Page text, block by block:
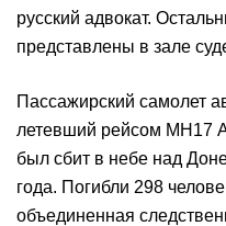
русский адвокат.
представлены в зале
Пассажирский самолет
летевший рейсом МН17
был сбит в небе над
года. Погибли 298
объединенная